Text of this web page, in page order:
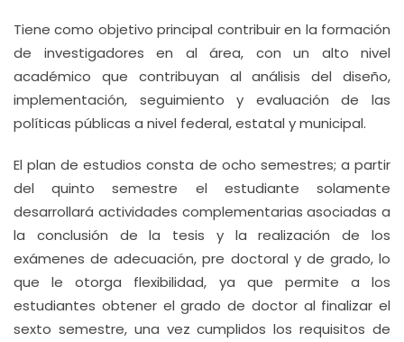
Tiene como objetivo principal contribuir en la formación
de investigadores en al área, con un alto nivel
académico que contribuyan al análisis del diseño,
implementación, seguimiento y evaluación de las
políticas públicas a nivel federal, estatal y municipal.
El plan de estudios consta de ocho semestres; a partir
del quinto semestre el estudiante solamente
desarrollará actividades complementarias asociadas a
la conclusión de la tesis y la realización de los
exámenes de adecuación, pre doctoral y de grado, lo
que le otorga flexibilidad, ya que permite a los
estudiantes obtener el grado de doctor al finalizar el
sexto semestre, una vez cumplidos los requisitos de